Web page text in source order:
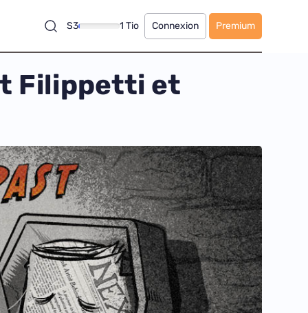
S3 1 Tio Connexion Premium
Filippetti et